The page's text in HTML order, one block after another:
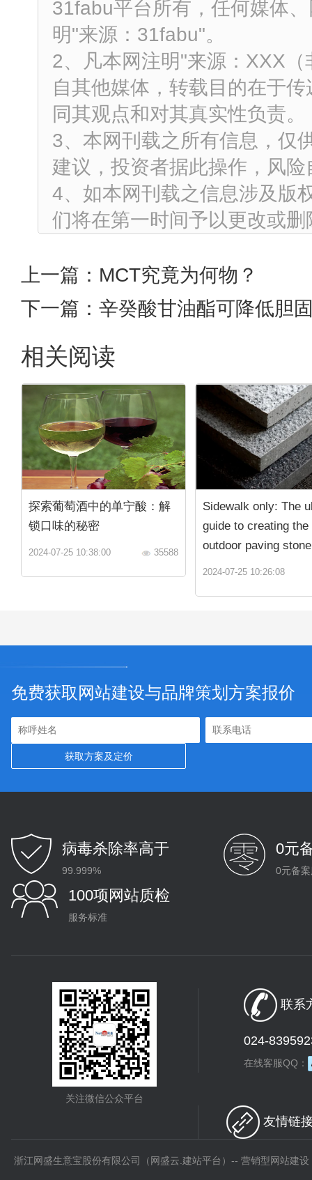
31fabu平台所有，任何媒体
明"来源：31fabu"。
2、凡本网注明"来源：XXX
自其他媒体，转载目的在于
同其观点和对其真实性负责。
3、本网刊载之所有信息，仅
建议，投资者据此操作，风险
4、如本网刊载之信息涉及版
们将在第一时间予以更改或删
上一篇： MCT究竟为何物？
下一篇： 辛癸酸甘油酯可降低胆
相关阅读
探索葡萄酒中的单宁酸：解
锁口味的秘密
2024-07-25 10:38:00 35588
Sidewalk only: The
guide to creating the
outdoor paving stone
2024-07-25 10:26:08
免费获取网站建设与品牌策划方案报价
病毒杀除率高于
99.999%
0元
0元备
100项网站质检
服务标准
关注微信公众平台
联系
024-
在线客服QQ：
友情链
浙江网盛生意宝股份有限公司（网盛云.建站平台）-- 营销型网站建